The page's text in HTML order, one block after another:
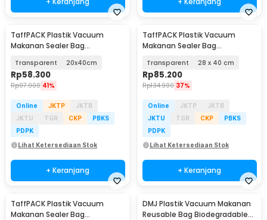
TaffPACK Plastik Vacuum
Makanan Sealer Bag
Transparent 20x40cm
Rp58.300
Rp97.900 41%
Online JKTP
JKTB
JKTU
TGR CKP
PBKS
PDPK
Lihat Ketersediaan Stok
+ Keranjang
TaffPACK Plastik Vacuum
Makanan Sealer Bag
Transparent 28 x 40 cm
Rp85.200
Rp134.900 37%
Online JKTP
JKTB
JKTU
TGR CKP
PBKS
PDPK
Lihat Ketersediaan Stok
+ Keranjang
TaffPACK Plastik Vacuum
Makanan Sealer Bag
DMJ Plastik Vacuum Makanan
Reusable Bag Biodegradable